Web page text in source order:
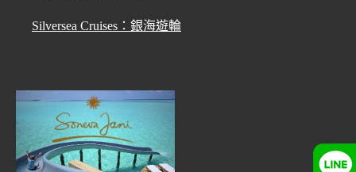
Silversea Cruises：銀海遊輪